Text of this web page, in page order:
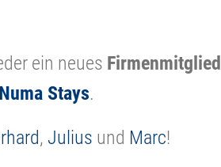
ein neues Firmenmitglied
Numa Stays.
, Julius und Marc!